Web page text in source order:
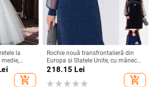
la
și
add_shopping_cart
Rochie nouă transfrontalieră din
Europa și Statele Unite, cu mânecă
lungă, plasă, cusături argintii, cu
guler rotund, industrie grea, fustă
elegantă de calitate la modă
218.15 Lei
add_shopping_cart